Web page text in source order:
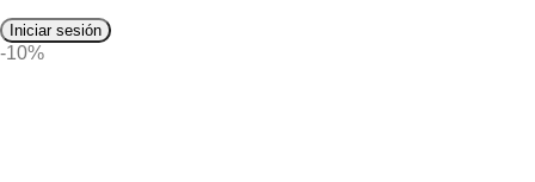
Iniciar sesión
-10%